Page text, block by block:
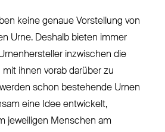
keine genaue Vorstellung von
Urne. Deshalb bieten immer
inzwischen die
ihnen vorab darüber zu
schon bestehende Urnen
eine Idee entwickelt,
jeweiligen Menschen am